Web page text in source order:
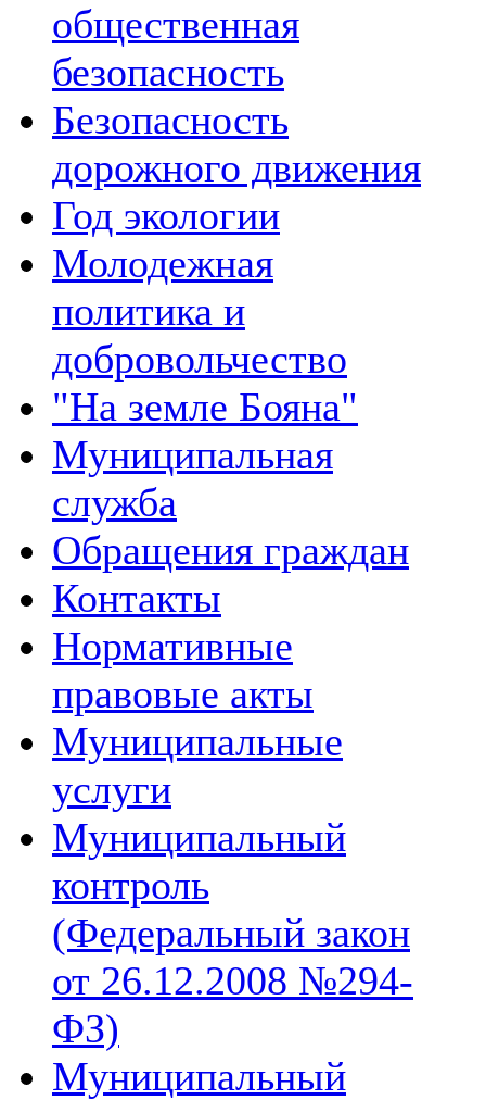
общественная
безопасность
Безопасность
дорожного движения
Год экологии
Молодежная
политика и
добровольчество
"На земле Бояна"
Муниципальная
служба
Обращения граждан
Контакты
Нормативные
правовые акты
Муниципальные
услуги
Муниципальный
контроль
(Федеральный закон
от 26.12.2008 №294-
ФЗ)
Муниципальный